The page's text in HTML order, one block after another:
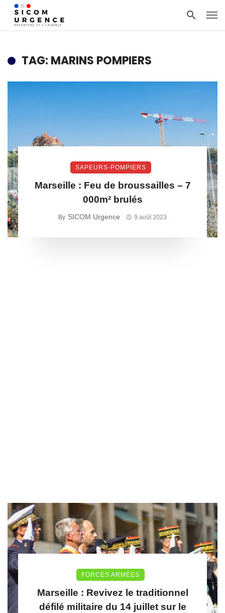
TAG: MARINS POMPIERS
SAPEURS-POMPIERS
Marseille : Feu de broussailles – 7
000m² brulés
By SICOM Urgence 9 août 2023
FORCES ARMÉES
Marseille : Revivez le traditionnel
défilé militaire du 14 juillet sur le